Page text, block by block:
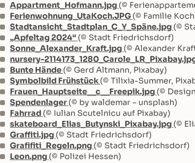
Appartment_Hofmann.jpg (©
Ferienwohnung_UtaKoch.JPG(© Familie
Stadtansicht_Stadtplan_C_Y_Späne.jpg (©
„Apfeltag 2024“(© Stadt Friedrichsdorf)
Sonne_Alexander_Kraft.jpg (© Alexander
nursery-
Bunte Hände(© Gerd Altmann, Pixabay)
Symbolbild Frühstück(© Tilixia-Summer,
Frauen_Hauptseite__c__Freepik.jpg (©
Spendenlager(© by waldemar – unsplash)
Fahrrad (© Iulian Scutelnicu auf Pixabay)
skateboard_Elias_Butynski_Pixabay.jpg (©
Graffiti.jpg (© Stadt Friedrichsdorf)
Grafifiti_Regeln.png (© Stadt Friedrichsdorf)
Leon.png (© Polizei Hessen)